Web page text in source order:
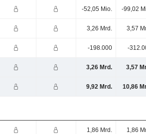
-52,05 Mio. -99,02
3,26 Mrd. 3,57
-198.000 -
3,26 Mrd. 3,57
9,92 Mrd. 10,86
1,86 Mrd. 1,86